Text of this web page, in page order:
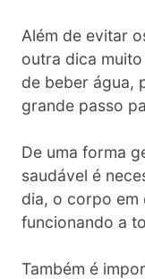
Além de evitar
outra dica
de beber água,
grande passo
De uma forma
saudável é
dia, o corpo em
funcionando a
Também é